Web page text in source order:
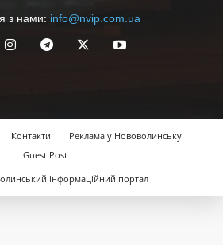
з нами: info@nvip.com.ua
Контакти
Реклама у Нововолинську
Guest Post
інформаційний портал